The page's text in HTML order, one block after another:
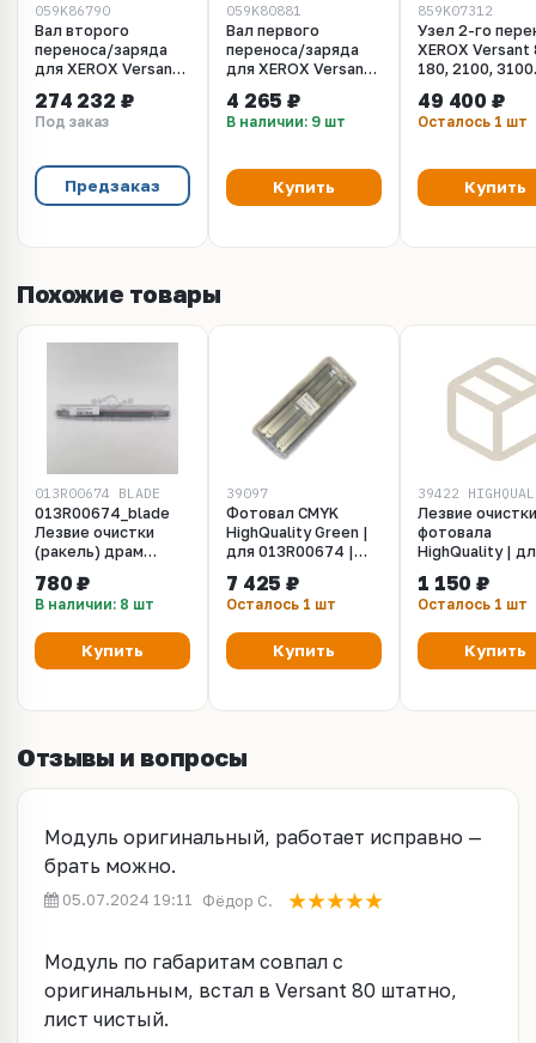
059K86790
Вал второго
переноса/заряда
для XEROX Versant
(059K86790)
274 232 ₽
Под заказ
Предзаказ
059K80881
Вал первого
переноса/заряда
для XEROX Versant
(059k80881)
4 265 ₽
В наличии: 9 шт
Купить
859K07312
Узел 2-го
XEROX Versant
180, 2100, 3100
859K07313 /
859K07314 /
859K07316 /
859K07317)
49 400 ₽
Осталось 1 шт
Купить
Похожие товары
013R00674_BLADE
013R00674_blade
Лезвие очистки
(ракель) драм
Versant 80, 180, 280,
2100, 3100 совм.
780 ₽
В наличии: 8 шт
Купить
39097
Фотовал CMYK
HighQuality Green |
для 013R00674 |
V80, V180, V280,
V2100, V3100,
V4100
7 425 ₽
Осталось 1 шт
Купить
Лезвие очистки
фотовала
HighQuality |
Xerox Versant
V180, V280,
V3100, V4100
1 150 ₽
Осталось 1 шт
Купить
Отзывы и вопросы
Модуль оригинальный, работает исправно —
брать можно.
05.07.2024 19:11 Фёдор С.
Модуль по габаритам совпал с
оригинальным, встал в Versant 80 штатно,
лист чистый.